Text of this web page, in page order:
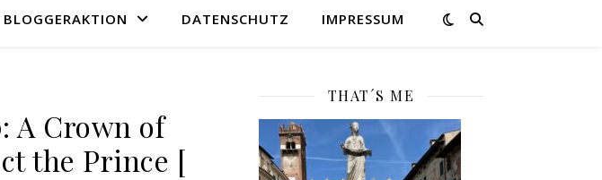
BLOGGERAKTION DATENSCHUTZ IMPRESSUM
A Crown of
the Prince [
THAT´S ME